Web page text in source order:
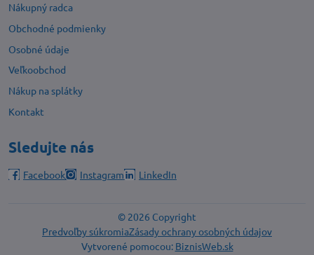
Nákupný radca
Obchodné podmienky
Osobné údaje
Veľkoobchod
Nákup na splátky
Kontakt
Sledujte nás
Facebook Instagram LinkedIn
© 2026 Copyright
Predvoľby súkromiaZásady ochrany osobných údajov
Vytvorené pomocou: BiznisWeb.sk